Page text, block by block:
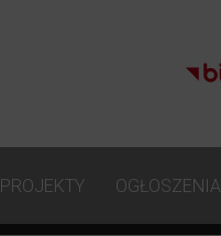
PROJEKTY OGŁOSZENIA